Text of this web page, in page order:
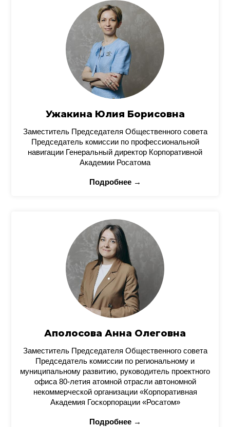
Ужакина Юлия Борисовна
Заместитель Председателя Общественного совета
Председатель комиссии по профессиональной
навигации Генеральный директор Корпоративной
Академии Росатома
Подробнее →
Аполосова Анна Олеговна
Заместитель Председателя Общественного совета
Председатель комиссии по региональному и
муниципальному развитию, руководитель проектного
офиса 80-летия атомной отрасли автономной
некоммерческой организации «Корпоративная
Академия Госкорпорации «Росатом»
Подробнее →